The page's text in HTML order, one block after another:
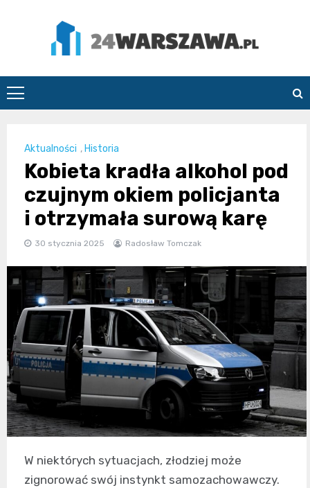
24Warszawa.pl
Aktualności , Historia
Kobieta kradła alkohol pod
czujnym okiem policjanta
i otrzymała surową karę
30 stycznia 2025 Radosław Tomczak
W niektórych sytuacjach, złodziej może
zignorować swój instynkt samozachowawczy.